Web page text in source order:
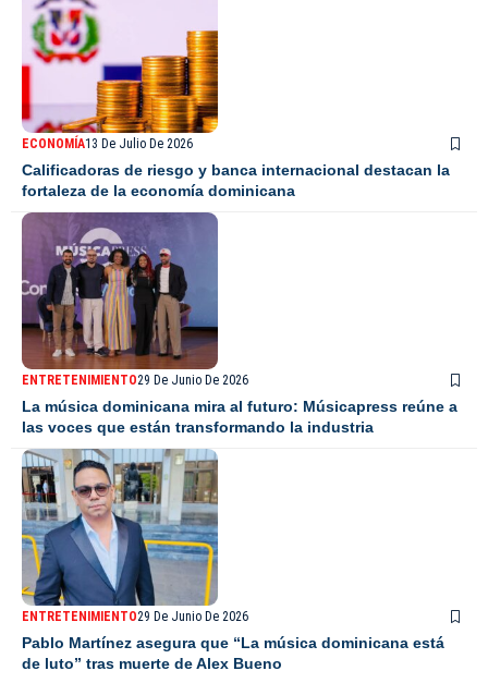
ECONOMÍA13 De Julio De 2026
Calificadoras de riesgo y banca internacional destacan la
fortaleza de la economía dominicana
ENTRETENIMIENTO29 De Junio De 2026
La música dominicana mira al futuro: Músicapress reúne a
las voces que están transformando la industria
ENTRETENIMIENTO29 De Junio De 2026
Pablo Martínez asegura que “La música dominicana está
de luto” tras muerte de Alex Bueno